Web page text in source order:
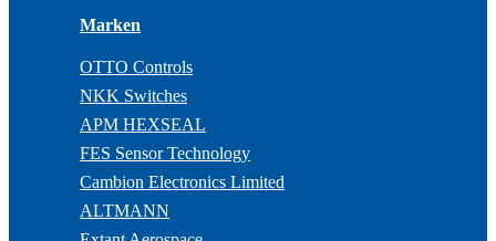
Marken
OTTO Controls
NKK Switches
APM HEXSEAL
FES Sensor Technology
Cambion Electronics Limited
ALTMANN